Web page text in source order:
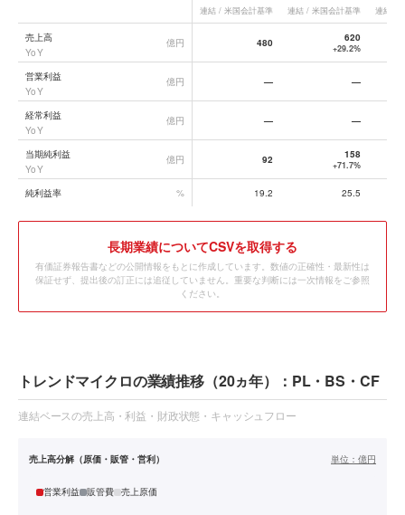
トレンドマイクロ
連結 / 米国会計基準 連結 / 米国会計基準 連結 /
売上高
YoY
億円 480 620
+29.2%
営業利益
YoY
億円 — —
経常利益
YoY
億円 — —
当期純利益
YoY
億円 92 158
+71.7%
純利益率 % 19.2 25.5
長期業績についてCSVを取得する
有価証券報告書などの公開情報をもとに作成しています。数値の正確性・最新性は
保証せず、提出後の訂正には追従していません。重要な判断には一次情報をご参照
ください。
トレンドマイクロの業績推移（20ヵ年）：PL・BS・CF
連結ベースの売上高・利益・財政状態・キャッシュフロー
売上高分解（原価・販管・営利） 単位： 億円
営業利益 販管費 売上原価